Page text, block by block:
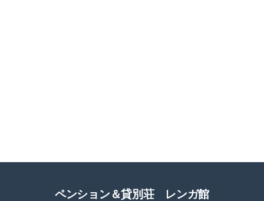
ペンション＆貸別荘 レンガ館